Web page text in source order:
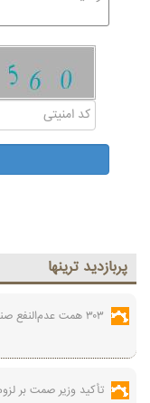
پربازديد ترينها
۳۰۳ همت عدم‌النفع صنایع از ناترازی‌ها
تأکید وزیر صمت بر